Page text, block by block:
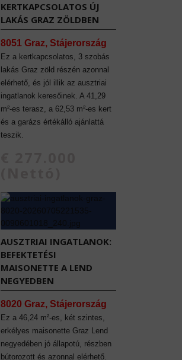
KERTKAPCSOLATOS ÚJ
LAKÁS GRAZ ZÖLDBEN
8051 Graz, Stájerország
Ez a kertkapcsolatos, 3 szobás
lakás Graz zöld részén azonnal
elérhető, és jól illik az ausztriai
ingatlanok keresőinek. A 41,29
m²-es terasz, a 62,53 m²-es kert
és a garázs értékálló ajánlattá
teszik.
AUSZTRIAI INGATLANOK:
BEFEKTETÉSI
MAISONETTE A LEND
NEGYEDBEN
8020 Graz, Stájerország
Ez a 46,24 m²-es, két szintes,
erkélyes maisonette Graz Lend
negyedében jó állapotú, részben
bútorozott és azonnal elérhető.